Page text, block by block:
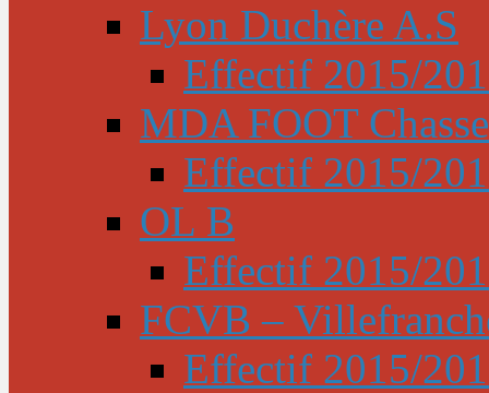
Lyon Duchère A.S
Effectif 2015/
MDA FOOT
Effectif 2015/
OL B
Effectif 2015/
FCVB –
Effectif 2015/